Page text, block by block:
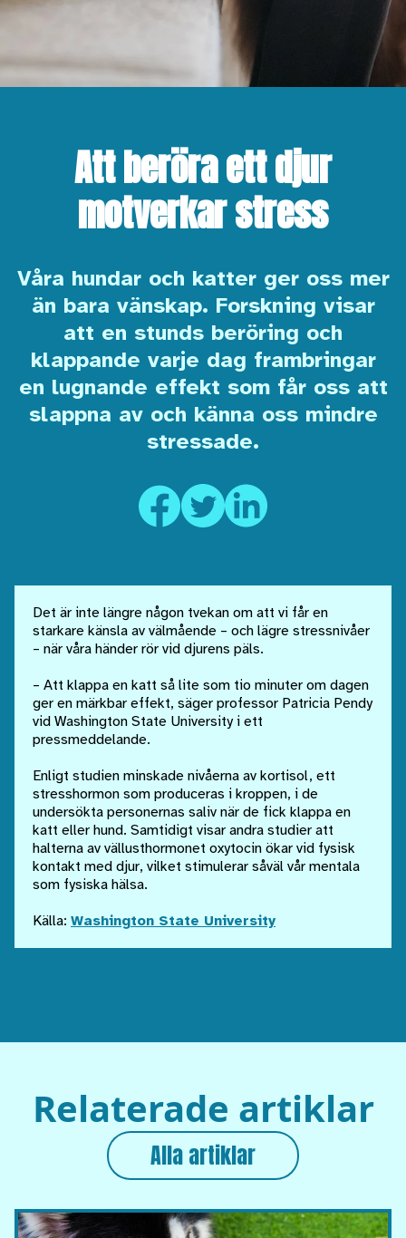
Att beröra ett djur
motverkar stress
Våra hundar och katter ger oss mer
än bara vänskap. Forskning visar
att en stunds beröring och
klappande varje dag frambringar
en lugnande effekt som får oss att
slappna av och känna oss mindre
stressade.
Det är inte längre någon tvekan om att vi får en
starkare känsla av välmående – och lägre stressnivåer
– när våra händer rör vid djurens päls.
– Att klappa en katt så lite som tio minuter om dagen
ger en märkbar effekt, säger professor Patricia Pendy
vid Washington State University i ett
pressmeddelande.
Enligt studien minskade nivåerna av kortisol, ett
stresshormon som produceras i kroppen, i de
undersökta personernas saliv när de fick klappa en
katt eller hund. Samtidigt visar andra studier att
halterna av vällusthormonet oxytocin ökar vid fysisk
kontakt med djur, vilket stimulerar såväl vår mentala
som fysiska hälsa.
Källa: Washington State University
Relaterade artiklar
Alla artiklar